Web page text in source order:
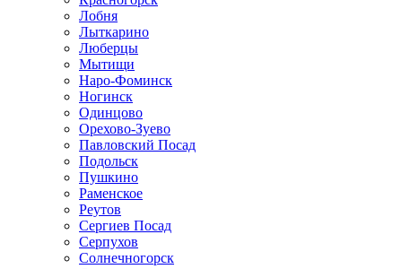
Лобня
Лыткарино
Люберцы
Мытищи
Наро-Фоминск
Ногинск
Одинцово
Орехово-Зуево
Павловский Посад
Подольск
Пушкино
Раменское
Реутов
Сергиев Посад
Серпухов
Солнечногорск